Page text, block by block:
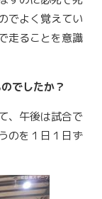
でよく覚えてい
走ることを意識
でしたか？
、午後は試合で
のを１日１日ず